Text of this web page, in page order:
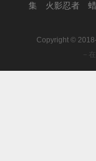
集
火影忍者
Copyright ©
－